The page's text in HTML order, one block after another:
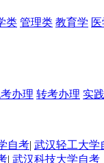
类 管理类 教育学
办理 转考办理 实
自考| 武汉轻工大学
| 武汉科技大学自考